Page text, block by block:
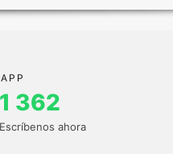
362
ahora